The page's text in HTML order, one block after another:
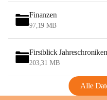
Finanzen
97,19 MB
Firstblick Jahreschroniken
203,31 MB
Alle